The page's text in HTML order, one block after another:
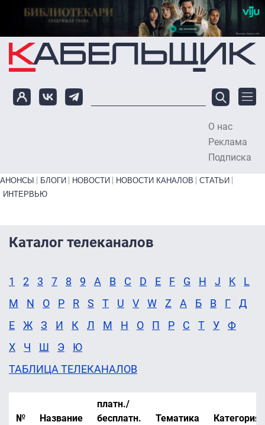
Перейти к основному содержанию
О нас
Реклама
Подписка
Primary links bottom
АНОНСЫ БЛОГИ НОВОСТИ НОВОСТИ КАНАЛОВ
СТАТЬИ
ИНТЕРВЬЮ
Каталог телеканалов
1 2 3 7 8 9 A B C D E F G H J K
L
M
N O P R S T U V W Z А Б В Г
Д
Е
Ж З И К Л М Н О П Р С Т У
Ф
Х
Ч Ш Э
Ю
ТАБЛИЦА ТЕЛЕКАНАЛОВ
№ Название
платн./
бесплатн.
Тематика Категория